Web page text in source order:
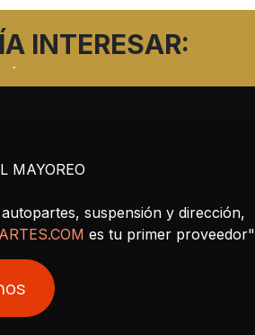
INTERESAR:
MAYOREO
suspensión y dirección,
es tu primer proveedor"